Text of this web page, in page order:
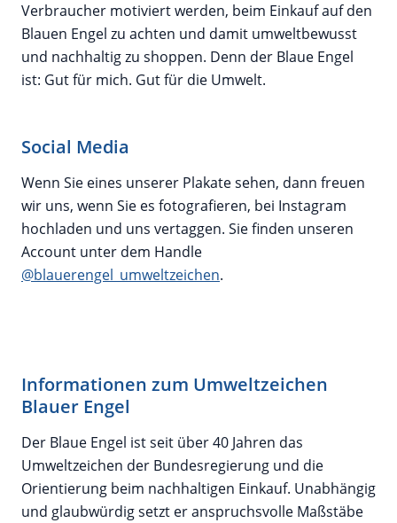
Verbraucher motiviert werden, beim Einkauf auf den
Blauen Engel zu achten und damit umweltbewusst
und nachhaltig zu shoppen. Denn der Blaue Engel
ist: Gut für mich. Gut für die Umwelt.
Social Media
Wenn Sie eines unserer Plakate sehen, dann freuen
wir uns, wenn Sie es fotografieren, bei Instagram
hochladen und uns vertaggen. Sie finden unseren
Account unter dem Handle
@blauerengel_umweltzeichen.
Informationen zum Umweltzeichen
Blauer Engel
Der Blaue Engel ist seit über 40 Jahren das
Umweltzeichen der Bundesregierung und die
Orientierung beim nachhaltigen Einkauf. Unabhängig
und glaubwürdig setzt er anspruchsvolle Maßstäbe